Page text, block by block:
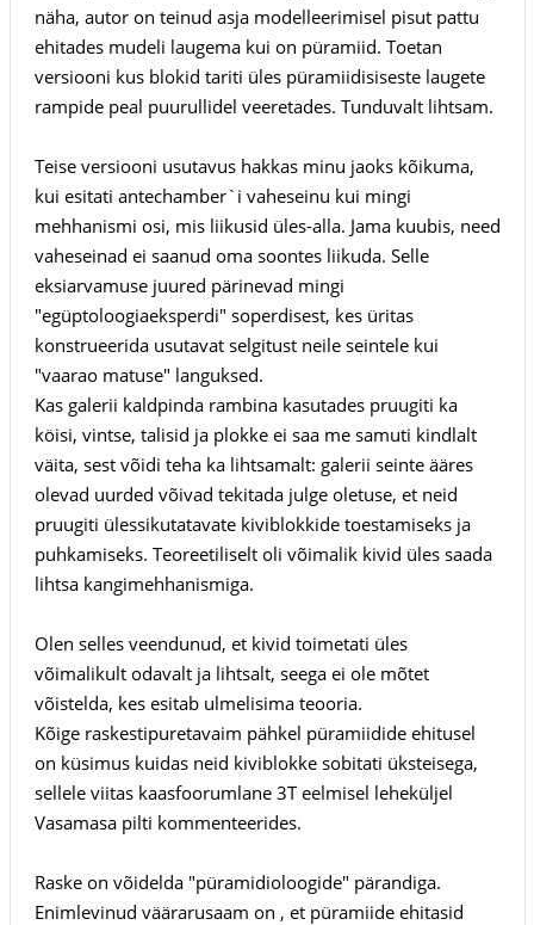
näha, autor on teinud asja modelleerimisel pisut pattu
ehitades mudeli laugema kui on püramiid. Toetan
versiooni kus blokid tariti üles püramiidisiseste laugete
rampide peal puurullidel veeretades. Tunduvalt lihtsam.
Teise versiooni usutavus hakkas minu jaoks kõikuma,
kui esitati antechamber`i vaheseinu kui mingi
mehhanismi osi, mis liikusid üles-alla. Jama kuubis, need
vaheseinad ei saanud oma soontes liikuda. Selle
eksiarvamuse juured pärinevad mingi
"egüptoloogiaeksperdi" soperdisest, kes üritas
konstrueerida usutavat selgitust neile seintele kui
"vaarao matuse" languksed.
Kas galerii kaldpinda rambina kasutades pruugiti ka
köisi, vintse, talisid ja plokke ei saa me samuti kindlalt
väita, sest võidi teha ka lihtsamalt: galerii seinte ääres
olevad uurded võivad tekitada julge oletuse, et neid
pruugiti ülessikutatavate kiviblokkide toestamiseks ja
puhkamiseks. Teoreetiliselt oli võimalik kivid üles saada
lihtsa kangimehhanismiga.
Olen selles veendunud, et kivid toimetati üles
võimalikult odavalt ja lihtsalt, seega ei ole mõtet
võistelda, kes esitab ulmelisima teooria.
Kõige raskestipuretavaim pähkel püramiidide ehitusel
on küsimus kuidas neid kiviblokke sobitati üksteisega,
sellele viitas kaasfoorumlane 3T eelmisel leheküljel
Vasamasa pilti kommenteerides.
Raske on võidelda "püramidioloogide" pärandiga.
Enimlevinud väärarusaam on , et püramiide ehitasid